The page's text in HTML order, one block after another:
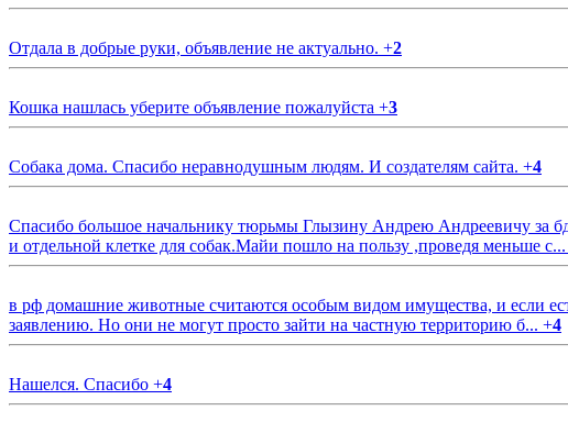
Отдала в добрые руки, объявление не актуально. +2
Кошка нашлась уберите объявление пожалуйста +3
Собака дома. Спасибо неравнодушным людям. И создателям сайта. +4
Спасибо большое начальнику тюрьмы Глызину Андрею Андреевичу за
и отдельной клетке для собак.Майи пошло на пользу ,проведя меньше с...
в рф домашние животные считаются особым видом имущества, и если
заявлению. Но они не могут просто зайти на частную территорию б... +4
Нашелся. Спасибо +4